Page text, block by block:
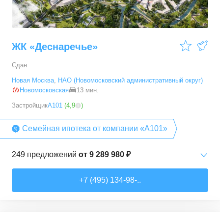
ЖК «Деснаречье»
Сдан
Новая Москва, НАО (Новомосковский административный округ)
Новомосковская
13 мин.
ЗастройщикА101 (4,9 )
Семейная ипотека от компании «А101»
249 предложений от 9 289 980 ₽
+7 (495) 134-98-..